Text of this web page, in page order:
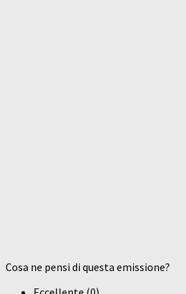
Cosa ne pensi di questa emissione?